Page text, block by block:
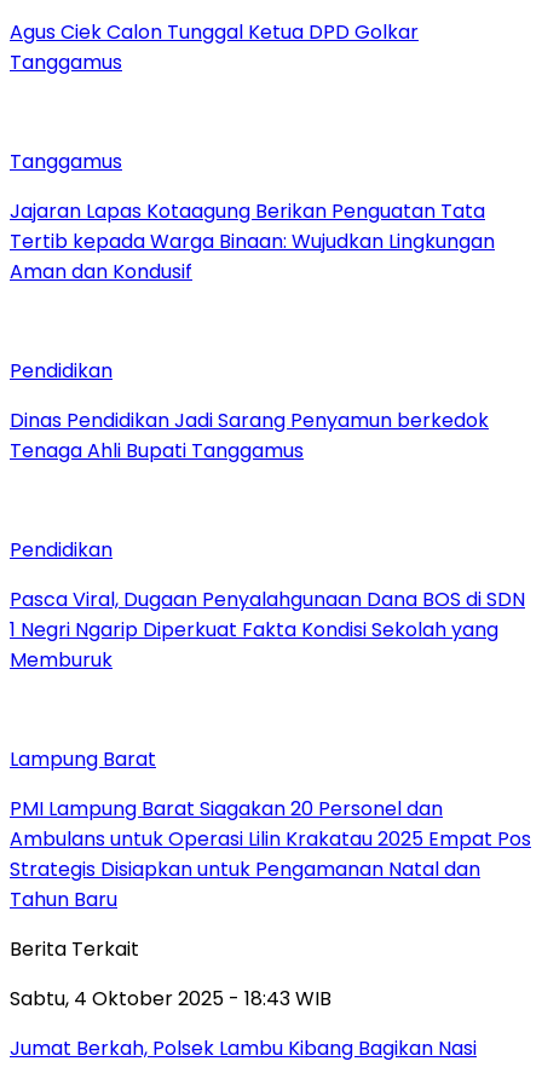
Agus Ciek Calon Tunggal Ketua DPD Golkar
Tanggamus
Tanggamus
Jajaran Lapas Kotaagung Berikan Penguatan Tata
Tertib kepada Warga Binaan: Wujudkan Lingkungan
Aman dan Kondusif
Pendidikan
Dinas Pendidikan Jadi Sarang Penyamun berkedok
Tenaga Ahli Bupati Tanggamus
Pendidikan
Pasca Viral, Dugaan Penyalahgunaan Dana BOS di SDN
1 Negri Ngarip Diperkuat Fakta Kondisi Sekolah yang
Memburuk
Lampung Barat
PMI Lampung Barat Siagakan 20 Personel dan
Ambulans untuk Operasi Lilin Krakatau 2025 Empat Pos
Strategis Disiapkan untuk Pengamanan Natal dan
Tahun Baru
Berita Terkait
Sabtu, 4 Oktober 2025 - 18:43 WIB
Jumat Berkah, Polsek Lambu Kibang Bagikan Nasi